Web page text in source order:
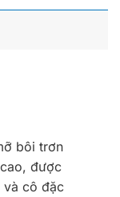
bôi trơn
được
và cô đặc